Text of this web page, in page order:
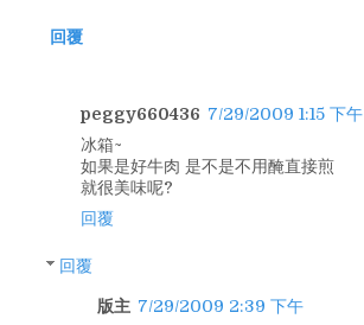
回覆
peggy660436 7/29/2009 1:15 下午
冰箱~
如果是好牛肉 是不是不用醃直接煎
就很美味呢?
回覆
回覆
版主 7/29/2009 2:39 下午